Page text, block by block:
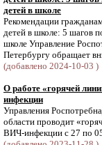
детей в школе
Рекомендации
детей в школе: 5 шагов
школе Управление
Петербургу обращает
(добавлено 2024-10-03 )
О работе «горячей
инфекции
Управления
области проводит
ВИЧ-инфекции с 27 по